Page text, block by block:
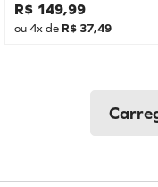
R$ 149,99
ou4x de R$ 37,49